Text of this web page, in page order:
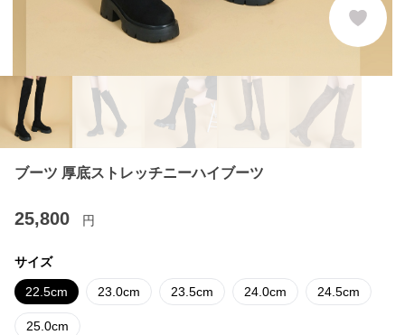
ブーツ 厚底ストレッチニーハイブーツ
25,800 円
サイズ
22.5cm 23.0cm 23.5cm 24.0cm 24.5cm
25.0cm